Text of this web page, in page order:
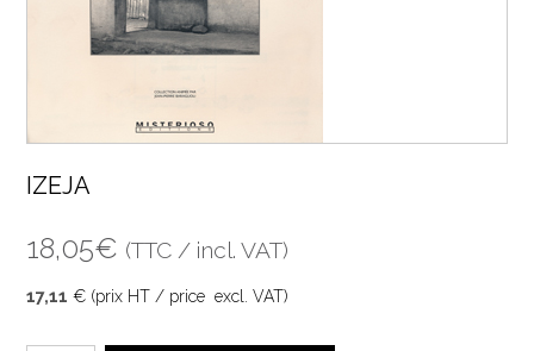
IZEJA
18,05€ (TTC / incl. VAT)
17,11 € (prix HT / price excl. VAT)